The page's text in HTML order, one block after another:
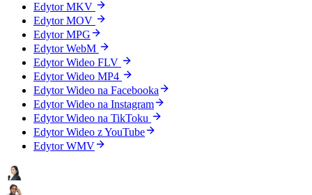
Edytor MKV
Edytor MOV
Edytor MPG
Edytor WebM
Edytor Wideo FLV
Edytor Wideo MP4
Edytor Wideo na Facebooka
Edytor Wideo na Instagram
Edytor Wideo na TikToku
Edytor Wideo z YouTube
Edytor WMV